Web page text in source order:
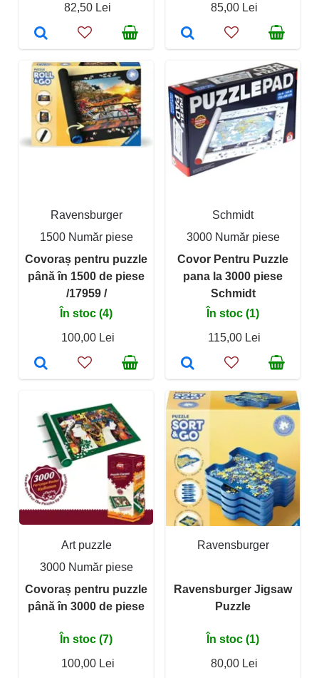
82,50 Lei 85,00 Lei
Ravensburger
1500 Număr piese
Covoraș pentru puzzle
până în 1500 de piese
/17959 /
În stoc (4)
100,00 Lei
Schmidt
3000 Număr piese
Covor Pentru Puzzle
pana la 3000 piese
Schmidt
În stoc (1)
115,00 Lei
Art puzzle
3000 Număr piese
Covoraș pentru puzzle
până în 3000 de piese
În stoc (7)
100,00 Lei
Ravensburger
Ravensburger Jigsaw
Puzzle
În stoc (1)
80,00 Lei